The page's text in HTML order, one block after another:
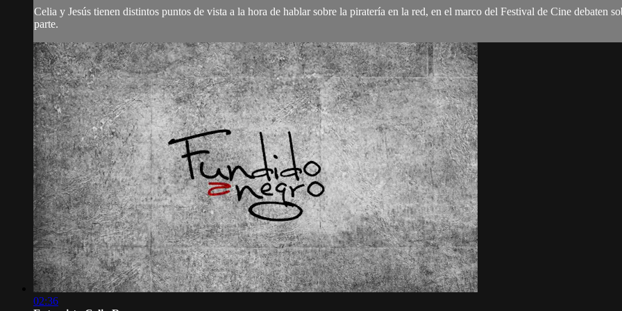
Celia y Jesús tienen distintos puntos de vista a la hora de hablar sobre la piratería en la red, en el marco del Festival de Cine debaten
parte.
02:36